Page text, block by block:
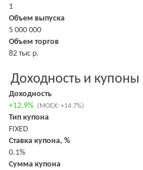
1
Объем выпуска
5 000 000
Объем торгов
82 тыс р.
Доходность и купоны
Доходность
+12.9% (MOEX: +14.7%)
Тип купона
FIXED
Ставка купона, %
0.1%
Сумма купона